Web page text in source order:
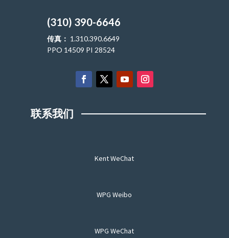
(310) 390-6646
传真： 1.310.390.6649
PPO 14509 PI 28524
联系我们
Kent WeChat
WPG Weibo
WPG WeChat